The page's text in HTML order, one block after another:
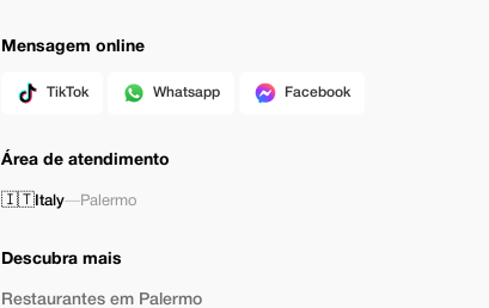
Mensagem online
TikTok Whatsapp Facebook
Área de atendimento
🇮🇹 Italy—Palermo
Descubra mais
Restaurantes em Palermo